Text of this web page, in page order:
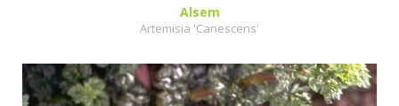
Alsem
Artemisia 'Canescens'